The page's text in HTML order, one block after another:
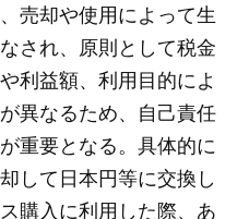
売却や使用によって生
され、原則として税金
利益額、利用目的によ
異なるため、自己責任
重要となる。具体的に
して日本円等に交換し
購入に利用した際、あ